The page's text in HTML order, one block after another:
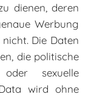
dienen, deren
Werbung
Die Daten
die politische
sexuelle
wird ohne